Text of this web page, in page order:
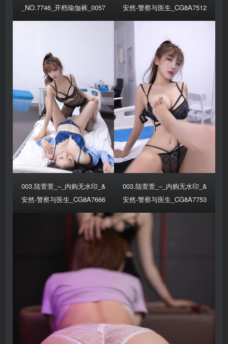
_NO.7746_开档瑜伽裤_0057
安然-警察与医生_CG8A7512
003.陆萱萱_–_内购无水印_&
安然-警察与医生_CG8A7666
003.陆萱萱_–_内购无水印_&
安然-警察与医生_CG8A7753